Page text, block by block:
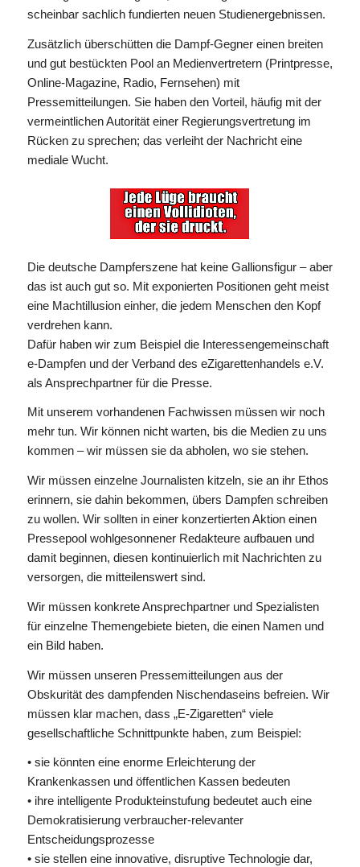
scheinbar sachlich fundierten neuen Studienergebnissen.
Zusätzlich überschütten die Dampf-Gegner einen breiten
und gut bestückten Pool an Medienvertretern (Printpresse,
Online-Magazine, Radio, Fernsehen) mit
Pressemitteilungen. Sie haben den Vorteil, häufig mit der
vermeintlichen Autorität einer Regierungsvertretung im
Rücken zu sprechen; das verleiht der Nachricht eine
mediale Wucht.
Die deutsche Dampferszene hat keine Gallionsfigur – aber
das ist auch gut so. Mit exponierten Positionen geht meist
eine Machtillusion einher, die jedem Menschen den Kopf
verdrehen kann.
Dafür haben wir zum Beispiel die Interessengemeinschaft
e-Dampfen und der Verband des eZigarettenhandels e.V.
als Ansprechpartner für die Presse.
Mit unserem vorhandenen Fachwissen müssen wir noch
mehr tun. Wir können nicht warten, bis die Medien zu uns
kommen – wir müssen sie da abholen, wo sie stehen.
Wir müssen einzelne Journalisten kitzeln, sie an ihr Ethos
erinnern, sie dahin bekommen, übers Dampfen schreiben
zu wollen. Wir sollten in einer konzertierten Aktion einen
Pressepool wohlgesonnener Redakteure aufbauen und
damit beginnen, diesen kontinuierlich mit Nachrichten zu
versorgen, die mitteilenswert sind.
Wir müssen konkrete Ansprechpartner und Spezialisten
für einzelne Themengebiete bieten, die einen Namen und
ein Bild haben.
Wir müssen unseren Pressemitteilungen aus der
Obskurität des dampfenden Nischendaseins befreien. Wir
müssen klar machen, dass „E-Zigaretten“ viele
gesellschaftliche Schnittpunkte haben, zum Beispiel:
• sie könnten eine enorme Erleichterung der
Krankenkassen und öffentlichen Kassen bedeuten
• ihre intelligente Produkteinstufung bedeutet auch eine
Demokratisierung verbraucher-relevanter
Entscheidungsprozesse
• sie stellen eine innovative, disruptive Technologie dar,